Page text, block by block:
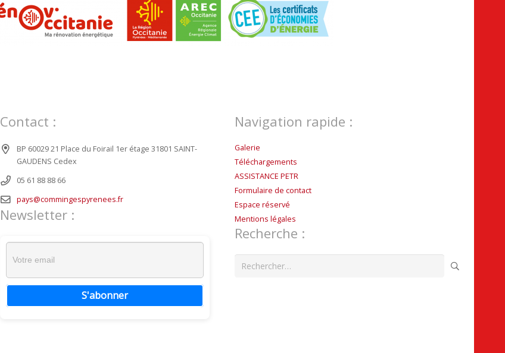
Contact :
BP 60029 21 Place du Foirail 1er étage 31801 SAINT-
GAUDENS Cedex
05 61 88 88 66
pays@commingespyrenees.fr
Newsletter :
S'abonner
Navigation rapide :
Galerie
Téléchargements
ASSISTANCE PETR
Formulaire de contact
Espace réservé
Mentions légales
Recherche :